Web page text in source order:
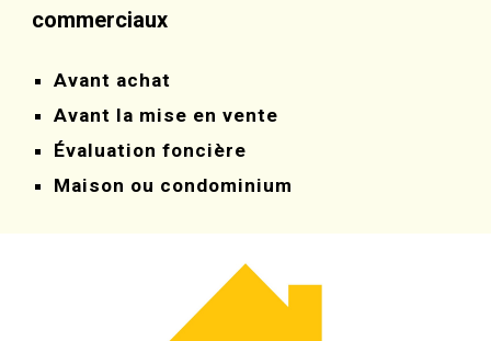
commerciaux
Avant achat
Avant la mise en vente
Évaluation foncière
Maison ou condominium